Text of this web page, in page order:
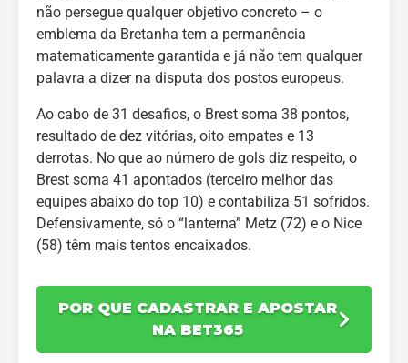
não persegue qualquer objetivo concreto – o
emblema da Bretanha tem a permanência
matematicamente garantida e já não tem qualquer
palavra a dizer na disputa dos postos europeus.
Ao cabo de 31 desafios, o Brest soma 38 pontos,
resultado de dez vitórias, oito empates e 13
derrotas. No que ao número de gols diz respeito, o
Brest soma 41 apontados (terceiro melhor das
equipes abaixo do top 10) e contabiliza 51 sofridos.
Defensivamente, só o “lanterna” Metz (72) e o Nice
(58) têm mais tentos encaixados.
POR QUE CADASTRAR E APOSTAR
NA BET365